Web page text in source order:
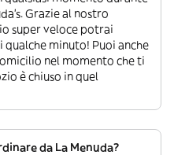
Grazie al nostro
super veloce potrai
minuto! Puoi anche
nel momento che ti
è chiuso in quel
da La Menuda?